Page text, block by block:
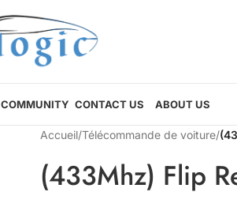
COMMUNITY CONTACT US ABOUT US
Accueil/Télécommande de voiture/
(433Mhz) Flip